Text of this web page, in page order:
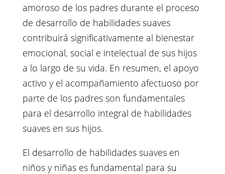
amoroso de los padres durante el proceso
de desarrollo de habilidades suaves
contribuirá significativamente al bienestar
emocional, social e intelectual de sus hijos
a lo largo de su vida. En resumen, el apoyo
activo y el acompañamiento afectuoso por
parte de los padres son fundamentales
para el desarrollo integral de habilidades
suaves en sus hijos.
El desarrollo de habilidades suaves en
niños y niñas es fundamental para su